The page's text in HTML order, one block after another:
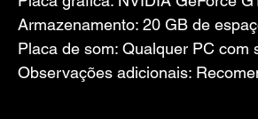
Armazenamento: 20 GB de
Placa de som: Qualquer PC com
Observações adicionais: